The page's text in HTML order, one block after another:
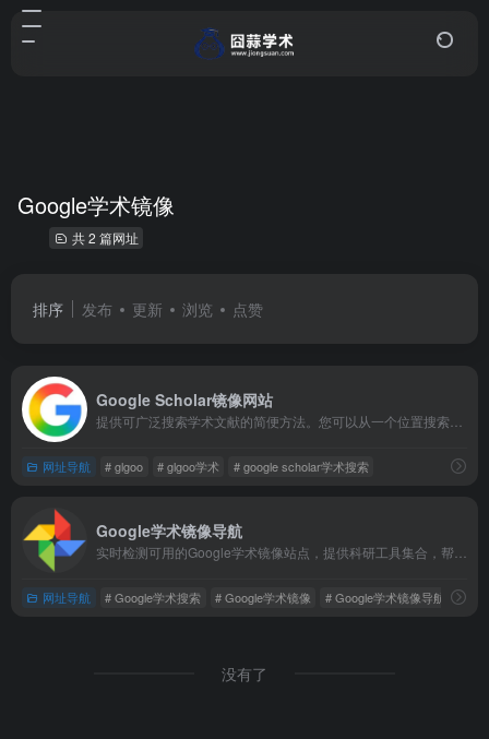
Google学术镜像
共 2 篇网址
排序 发布 更新 浏览 点赞
Google Scholar镜像网站
网址导航 # glgoo # glgoo学术 # google scholar学术搜索
Google学术镜像导航
网址导航 # Google学术搜索 # Google学术镜像 # Google学术镜像导航
没有了